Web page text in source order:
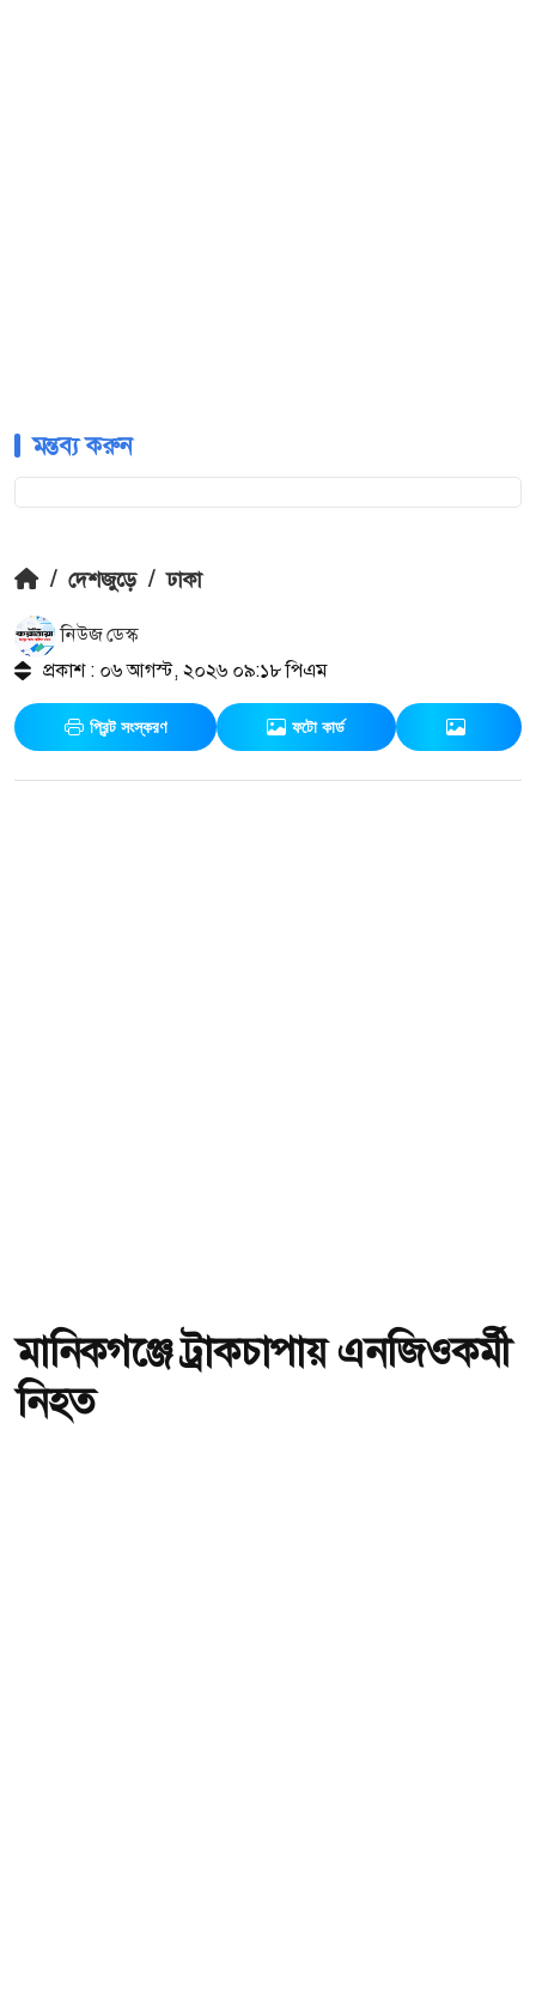
মন্তব্য করুন
/ দেশজুড়ে / ঢাকা
নিউজ ডেস্ক
প্রকাশ : ০৬ আগস্ট, ২০২৬ ০৯:১৮ পিএম
প্রিন্ট সংস্করণ ফটো কার্ড
মানিকগঞ্জে ট্রাকচাপায় এনজিওকর্মী
নিহত